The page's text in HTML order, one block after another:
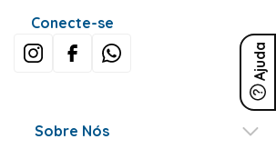
Ajuda
Conecte-se
Sobre Nós